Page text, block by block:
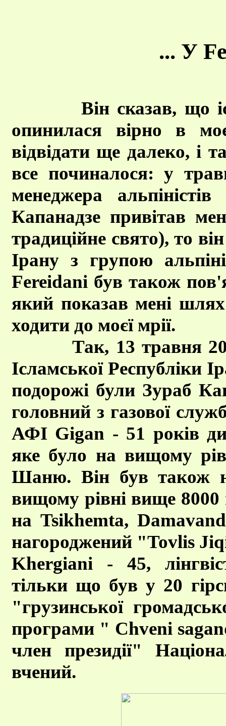
... У
Він сказав, що
опинилася вірно в
відвідати ще далеко, і
все починалося: у
менеджера
Капанадзе привітав
традиційне свято), то
Ірану з групою
Fereidani був також
який показав мені
ходити до моєї мрії.
Так, 13 травня 2007
Ісламської Республіки
подорожі були Зураб
головний з газової
АФІ Gigan - 51 років
яке було на вищому
Шаню. Він був також
вищому рівні вище 8000
на Tsikhemta,
нагороджений "Tovlis
Khergiani - 45,
тільки що був у 20
"грузинської
програми " Chveni
член президії"
вчений.